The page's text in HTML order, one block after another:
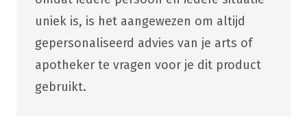
uniek is, is het aangewezen om altijd
gepersonaliseerd advies van je arts of
apotheker te vragen voor je dit product
gebruikt.